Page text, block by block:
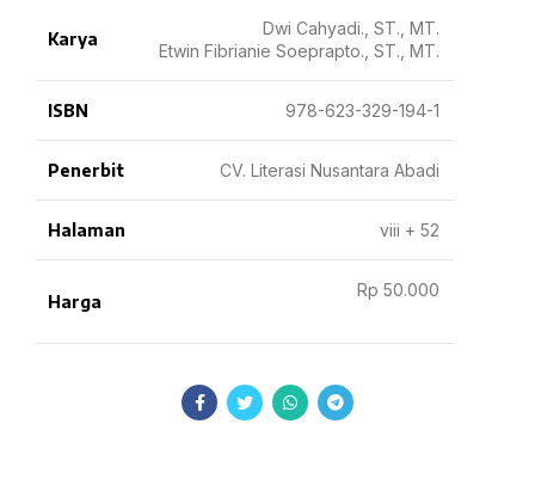
Karya
Dwi Cahyadi., ST., MT.
Etwin Fibrianie Soeprapto., ST., MT.
ISBN 978-623-329-194-1
Penerbit CV. Literasi Nusantara Abadi
Halaman viii + 52
Harga
Rp 50.000